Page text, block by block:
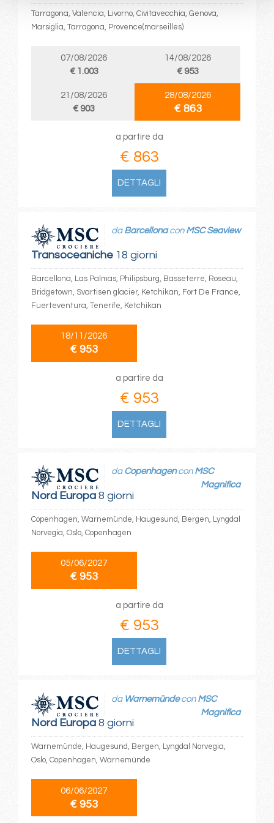
Tarragona, Valencia, Livorno, Civitavecchia, Genova,
Marsiglia, Tarragona, Provence(marseilles)
07/08/2026
€ 1.003
14/08/2026
€ 953
21/08/2026
€ 903
28/08/2026
€ 863
a partire da
€ 863
DETTAGLI
Transoceaniche18 giorni
da Barcellonacon MSC Seaview
Barcellona, Las Palmas, Philipsburg, Basseterre, Roseau,
Bridgetown, Svartisen glacier, Ketchikan, Fort De France,
Fuerteventura, Tenerife, Ketchikan
18/11/2026
€ 953
a partire da
€ 953
DETTAGLI
Nord Europa8 giorni
da Copenhagencon MSC
Magnifica
Copenhagen, Warnemünde, Haugesund, Bergen, Lyngdal
Norvegia, Oslo, Copenhagen
05/06/2027
€ 953
a partire da
€ 953
DETTAGLI
Nord Europa8 giorni
da Warnemündecon MSC
Magnifica
Warnemünde, Haugesund, Bergen, Lyngdal Norvegia,
Oslo, Copenhagen, Warnemünde
06/06/2027
€ 953